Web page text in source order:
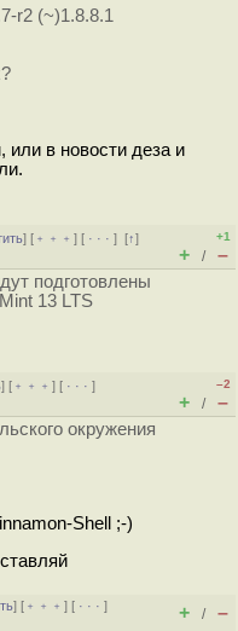
(~)1.8.8.1
или в новости деза и
] [ ﹢﹢﹢] [ · · ·][↑]
+1
+ / –
подготовлены
13 LTS
] [ ﹢﹢﹢] [ · · ·]
–2
+ / –
окружения
Shell ;-)
] [ ﹢﹢﹢] [ · · ·]
+ / –